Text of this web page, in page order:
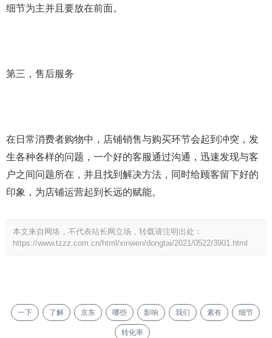
细节为主并且要放在前面。
第三，售后服务
在日常消费者购物中，店铺销售与购买环节会起到冲突，发
生各种各样的问题，一个好的客服通过沟通，迅速发现与客
户之间问题所在，并且找到解决方法，同时给顾客留下好的
印象，为店铺运营起到长远的赋能。
本文来自网络，不代表站长网立场，转载请注明出处：
https://www.tzzz.com.cn/html/xinwen/dongtai/2021/0522/3901.html
一下 了解 京东 哪些 影响 我们 素有 细节
转化率